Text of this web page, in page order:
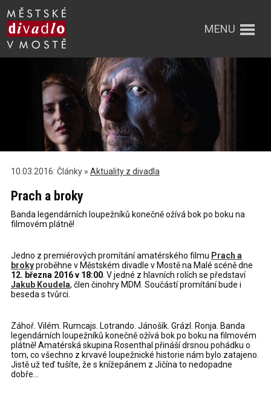
MENU
10.03.2016: Články » Aktuality z divadla
Prach a broky
Banda legendárních loupežníků konečně ožívá bok po boku na
filmovém plátně!
Jedno z premiérových promítání amatérského filmu Prach a
brokyproběhne v Městském divadle v Mostě na Malé scéně dne
12. března 2016 v 18:00. V jedné z hlavních rolích se představí
Jakub Koudela, člen činohry MDM. Součástí promítání bude i
beseda s tvůrci.
Záhoř. Vilém. Rumcajs. Lotrando. Jánošík. Grázl. Ronja. Banda
legendárních loupežníků konečně ožívá bok po boku na filmovém
plátně! Amatérská skupina Rosenthal přináší drsnou pohádku o
tom, co všechno z krvavé loupežnické historie nám bylo zatajeno.
Jistě už teď tušíte, že s knížepánem z Jičína to nedopadne
dobře...